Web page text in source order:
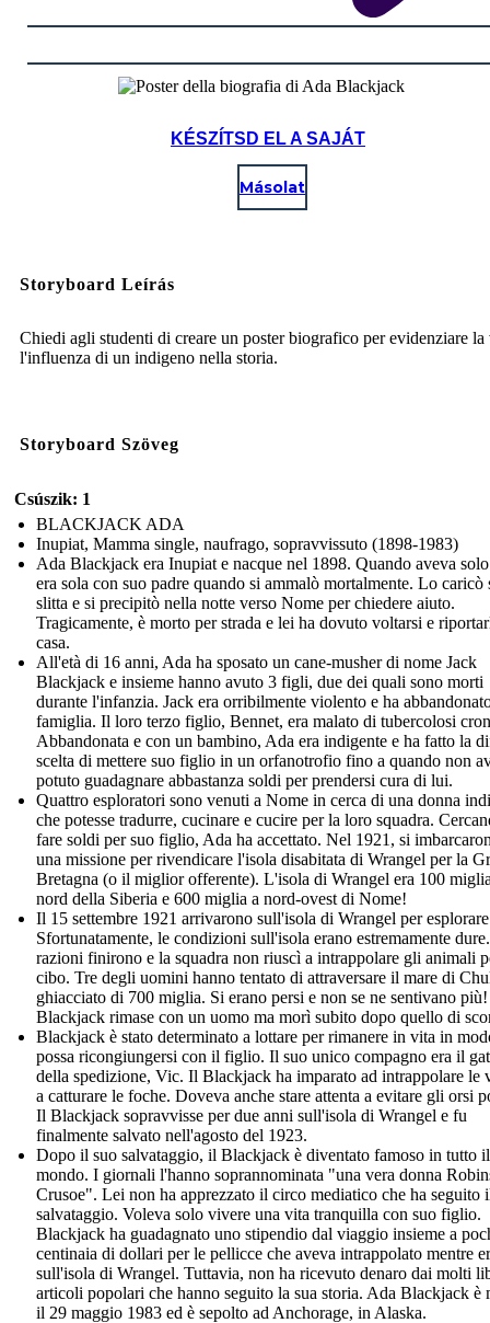
KÉSZÍTSD EL A SAJÁT
Másolat
Storyboard Leírás
Chiedi agli studenti di creare un poster biografico per evidenziare la
l'influenza di un indigeno nella storia.
Storyboard Szöveg
Csúszik: 1
BLACKJACK ADA
Inupiat, Mamma single, naufrago, sopravvissuto (1898-1983)
Ada Blackjack era Inupiat e nacque nel 1898. Quando aveva
era sola con suo padre quando si ammalò mortalmente. Lo caricò
slitta e si precipitò nella notte verso Nome per chiedere aiuto.
Tragicamente, è morto per strada e lei ha dovuto voltarsi e
casa.
All'età di 16 anni, Ada ha sposato un cane-musher di nome Jack
Blackjack e insieme hanno avuto 3 figli, due dei quali sono morti
durante l'infanzia. Jack era orribilmente violento e ha
famiglia. Il loro terzo figlio, Bennet, era malato di tubercolosi
Abbandonata e con un bambino, Ada era indigente e ha fatto la
scelta di mettere suo figlio in un orfanotrofio fino a quando non
potuto guadagnare abbastanza soldi per prendersi cura di lui.
Quattro esploratori sono venuti a Nome in cerca di una donna
che potesse tradurre, cucinare e cucire per la loro squadra.
fare soldi per suo figlio, Ada ha accettato. Nel 1921, si
una missione per rivendicare l'isola disabitata di Wrangel per la
Bretagna (o il miglior offerente). L'isola di Wrangel era 100
nord della Siberia e 600 miglia a nord-ovest di Nome!
Il 15 settembre 1921 arrivarono sull'isola di Wrangel per
Sfortunatamente, le condizioni sull'isola erano estremamente
razioni finirono e la squadra non riuscì a intrappolare gli animali
cibo. Tre degli uomini hanno tentato di attraversare il mare di
ghiacciato di 700 miglia. Si erano persi e non se ne sentivano più!
Blackjack rimase con un uomo ma morì subito dopo quello di
Blackjack è stato determinato a lottare per rimanere in vita in
possa ricongiungersi con il figlio. Il suo unico compagno era il
della spedizione, Vic. Il Blackjack ha imparato ad intrappolare le
a catturare le foche. Doveva anche stare attenta a evitare gli orsi
Il Blackjack sopravvisse per due anni sull'isola di Wrangel e fu
finalmente salvato nell'agosto del 1923.
Dopo il suo salvataggio, il Blackjack è diventato famoso in tutto il
mondo. I giornali l'hanno soprannominata "una vera donna
Crusoe". Lei non ha apprezzato il circo mediatico che ha seguito
salvataggio. Voleva solo vivere una vita tranquilla con suo figlio.
Blackjack ha guadagnato uno stipendio dal viaggio insieme a
centinaia di dollari per le pellicce che aveva intrappolato mentre
sull'isola di Wrangel. Tuttavia, non ha ricevuto denaro dai molti
articoli popolari che hanno seguito la sua storia. Ada Blackjack è
il 29 maggio 1983 ed è sepolto ad Anchorage, in Alaska.